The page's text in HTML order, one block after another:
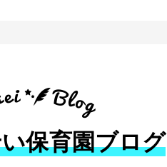
保育園ブログ